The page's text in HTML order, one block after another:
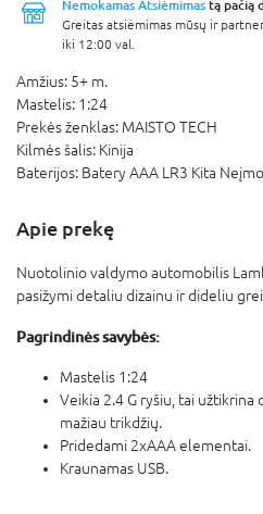
Nemokamas Atsiėmimas tą pačią
Greitas atsiėmimas mūsų ir
iki 12:00 val.
Amžius: 5+ m.
Mastelis: 1:24
Prekės ženklas: MAISTO TECH
Kilmės šalis: Kinija
Baterijos: Batery AAA LR3 Kita
Apie prekę
Nuotolinio valdymo automobilis
pasižymi detaliu dizainu ir dideliu
Pagrindinės savybės:
Mastelis 1:24
Veikia 2.4 G ryšiu, tai
mažiau trikdžių.
Pridedami 2xAAA elementai.
Kraunamas USB.